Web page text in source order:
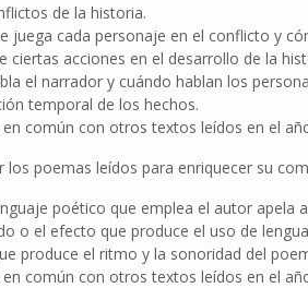
de la historia.
juega cada personaje en el conflicto y
ciertas acciones en el desarrollo de la
el narrador y cuándo hablan los
temporal de los hechos.
común con otros textos leídos en el
los poemas leídos para enriquecer su
poético que emplea el autor apela
o el efecto que produce el uso de
produce el ritmo y la sonoridad del
común con otros textos leídos en el